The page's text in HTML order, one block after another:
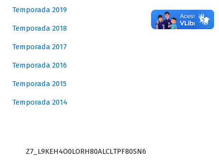
Temporada 2019
Temporada 2018
Temporada 2017
Temporada 2016
Temporada 2015
Temporada 2014
Z7_L9KEH4O0LORH80ALCLTPF80SN6